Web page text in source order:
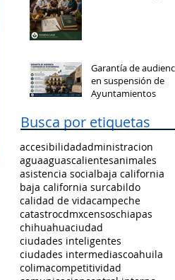
Garantía de audiencia
en suspensión de
Ayuntamientos
Busca por etiquetas
accesibilidadadministracion
aguaaguascalientesanimales
asistencia socialbaja california
baja california surcabildo
calidad de vidacampeche
catastrocdmxcensoschiapas
chihuahuaciudad
ciudades inteligentes
ciudades intermediascoahuila
colimacompetitividad